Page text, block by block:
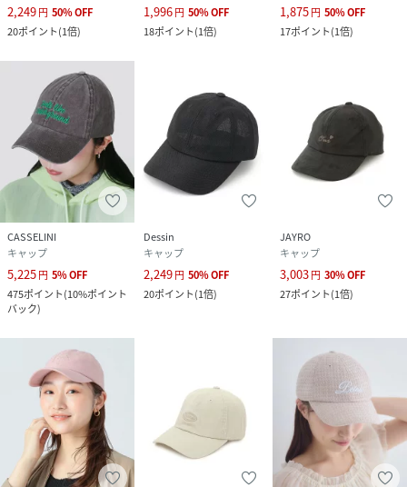
2,249円 50%OFF
20ポイント(1倍)
1,996円 50%OFF
18ポイント(1倍)
1,875円 50%OFF
17ポイント(1倍)
CASSELINI
キャップ
5,225円 5%OFF
475ポイント(10%ポイント
バック)
Dessin
キャップ
2,249円 50%OFF
20ポイント(1倍)
JAYRO
キャップ
3,003円 30%OFF
27ポイント(1倍)